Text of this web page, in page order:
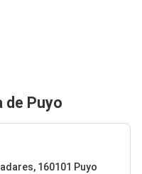
de Puyo
160101 Puyo